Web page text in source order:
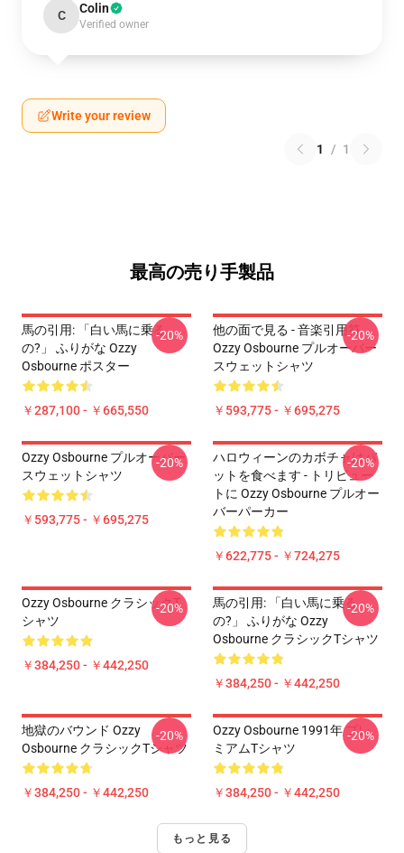
C Colin
Verified owner
Write your review
1 / 1
最高の売り手製品
馬の引用: 「白い馬に乗る
の?」 ふりがな Ozzy
Osbourne ポスター
￥287,100 - ￥665,550
-20%
他の面で見る - 音楽引用符
Ozzy Osbourne プルオーバー
スウェットシャツ
￥593,775 - ￥695,275
-20%
Ozzy Osbourne プルオーバー
スウェットシャツ
￥593,775 - ￥695,275
-20%
ハロウィーンのカボチャはバ
ットを食べます - トリビュー
トに Ozzy Osbourne プルオー
バーパーカー
￥622,775 - ￥724,275
-20%
Ozzy Osbourne クラシックT
シャツ
￥384,250 - ￥442,250
-20%
馬の引用: 「白い馬に乗る
の?」 ふりがな Ozzy
Osbourne クラシックTシャツ
￥384,250 - ￥442,250
-20%
地獄のバウンド Ozzy
Osbourne クラシックTシャツ
￥384,250 - ￥442,250
-20%
Ozzy Osbourne 1991年 プレ
ミアムTシャツ
￥384,250 - ￥442,250
-20%
もっと見る